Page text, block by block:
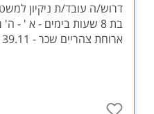
דרוש/ה עובד/ת ניקיון
ארוחת צהריים שכר - 39.11 ש"ח לשעה חופשי...